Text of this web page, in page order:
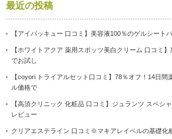
最近の投稿
【アイパッキュー 口コミ】美容液100％のゲルシート
【ホワイトアクア 薬用スポッツ美白クリーム 口コミ
でお試し
【coyori トライアルセット口コミ】78％オフ！14日間
ル価格で
【高須クリニック 化粧品 口コミ】ジュランツ スペシ
レビュー
クリアエステライン 口コミ※マキアレイベルの基礎化